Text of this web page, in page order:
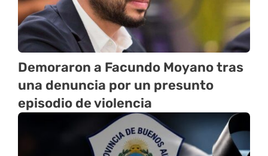
Demoraron a Facundo Moyano tras
una denuncia por un presunto
episodio de violencia